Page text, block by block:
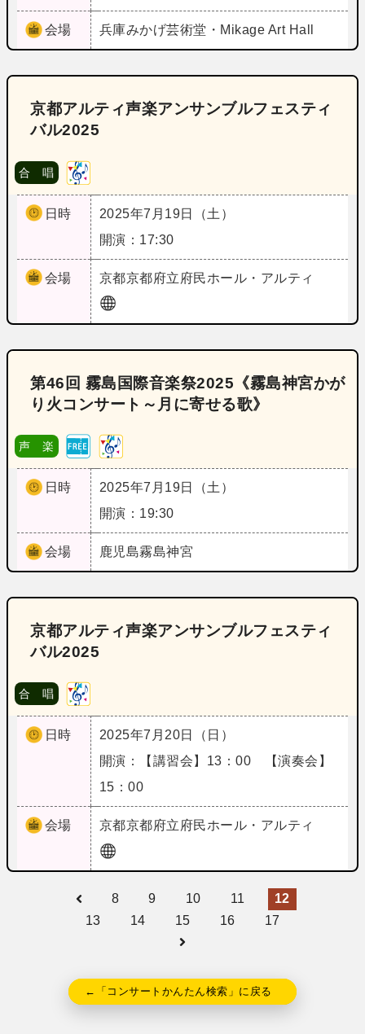
会場 兵庫みかげ芸術堂・Mikage Art Hall
京都アルティ声楽アンサンブルフェスティ
バル2025
合 唱
日時
2025年7月19日（土）
開演：17:30
会場 京都京都府立府民ホール・アルティ
第46回 霧島国際音楽祭2025《霧島神宮かが
り火コンサート～月に寄せる歌》
声 楽
日時
2025年7月19日（土）
開演：19:30
会場 鹿児島霧島神宮
京都アルティ声楽アンサンブルフェスティ
バル2025
合 唱
日時
2025年7月20日（日）
開演：【講習会】13：00 【演奏会】
15：00
会場 京都京都府立府民ホール・アルティ
8 9 10 11
12
13
14 15 16 17
←「コンサートかんたん検索」に戻る